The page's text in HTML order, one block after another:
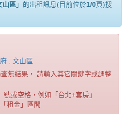
山區」的出租訊息(目前位於1/0頁)搜
, 文山區
無結果， 請輸入其它關鍵字或調整
或空格，例如「台北+套房」
租金」區間